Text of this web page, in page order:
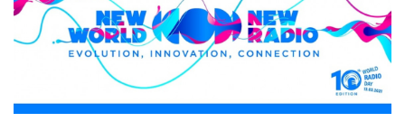
TÉMÁK
DOKUMENTUMTÁR
PÁLYÁZATOK / DÍJAK
KAPCSOLAT